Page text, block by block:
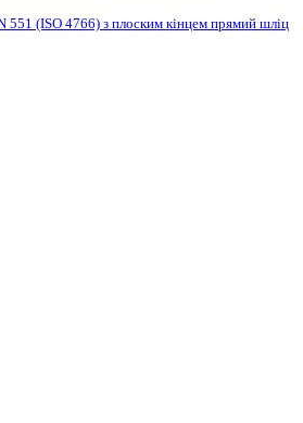
(ISO 4766) з плоским кінцем прямий шліц